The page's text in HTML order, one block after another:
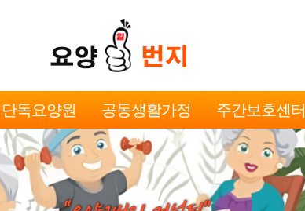
단독요양원 공동생활가정 주간보호센터